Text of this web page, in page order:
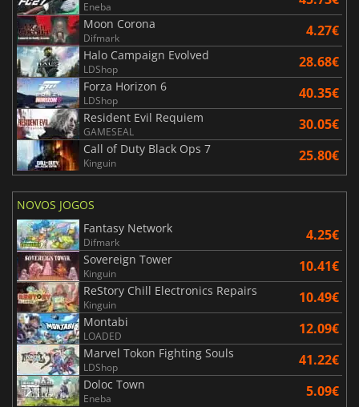
Eneba
Moon Corona
Difmark 4.27€
Halo Campaign Evolved
LDShop 28.68€
Forza Horizon 6
LDShop 40.35€
Resident Evil Requiem
GAMESEAL 30.05€
Call of Duty Black Ops 7
Kinguin 25.80€
NOVOS JOGOS
Fantasy Network
Difmark 4.25€
Sovereign Tower
Kinguin 10.41€
ReStory Chill Electronics Repairs
Kinguin 10.49€
Montabi
LOADED 12.09€
Marvel Tokon Fighting Souls
LDShop 41.22€
Doloc Town
Eneba 5.09€